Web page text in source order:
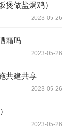
煲做盐焗鸡）
2023-05-26
霜吗
2023-05-26
共建共享
2023-05-26
2023-05-26